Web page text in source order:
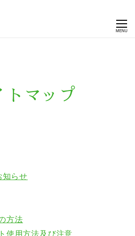
MENU
トマップ
知らせ
方法
使用方法及び注意